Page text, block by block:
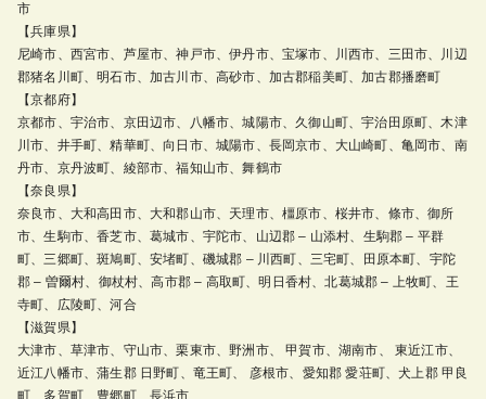
市
【兵庫県】
尼崎市、西宮市、芦屋市、神戸市、伊丹市、宝塚市、川西市、三田市、川辺
郡猪名川町、明石市、加古川市、高砂市、加古郡稲美町、加古郡播磨町
【京都府】
京都市、宇治市、京田辺市、八幡市、城陽市、久御山町、宇治田原町、木津
川市、井手町、精華町、向日市、城陽市、長岡京市、大山崎町、亀岡市、南
丹市、京丹波町、綾部市、福知山市、舞鶴市
【奈良県】
奈良市、大和高田市、大和郡山市、天理市、橿原市、桜井市、條市、御所
市、生駒市、香芝市、葛城市、宇陀市、山辺郡 – 山添村、生駒郡 – 平群
町、三郷町、斑鳩町、安堵町、磯城郡 – 川西町、三宅町、田原本町、宇陀
郡 – 曽爾村、御杖村、高市郡 – 高取町、明日香村、北葛城郡 – 上牧町、王
寺町、広陵町、河合
【滋賀県】
大津市、草津市、守山市、栗東市、野洲市、 甲賀市、湖南市、 東近江市、
近江八幡市、蒲生郡 日野町、竜王町、 彦根市、愛知郡 愛荘町、犬上郡 甲良